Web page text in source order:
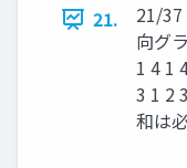
21.
21/37
向グ
1 4 1
3 1 2
和は